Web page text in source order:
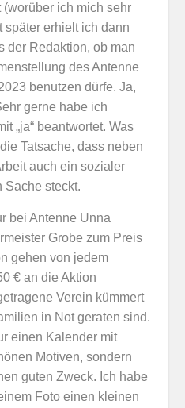
(worüber ich mich sehr
später erhielt ich dann
der Redaktion, ob man
des Antenne
benutzen dürfe. Ja,
gerne habe ich
„ja“ beantwortet. Was
Tatsache, dass neben
auch ein sozialer
Sache steckt.
bei Antenne Unna
Grobe zum Preis
gehen von jedem
€ an die Aktion
Verein kümmert
in Not geraten sind.
einen Kalender mit
Motiven, sondern
guten Zweck. Ich habe
Foto einen kleinen